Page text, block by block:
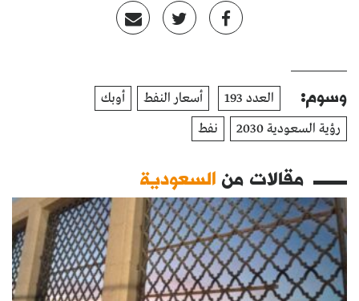
وسوم: العدد 193 أسعار النفط
أوبك
رؤية السعودية 2030
نفط
مقالات منالسعودية